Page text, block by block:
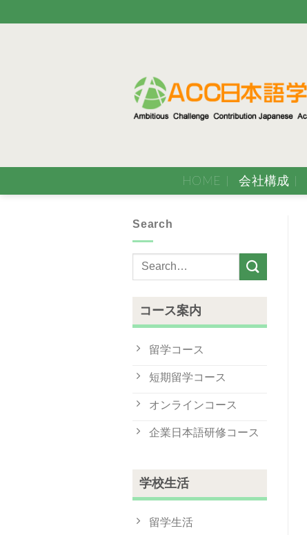
to
HOME 会社構成
Search
コース案内
留学コース
短期留学コース
オンラインコース
企業日本語研修コース
学校生活
留学生活